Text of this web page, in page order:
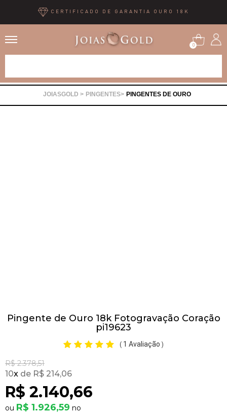
CERTIFICADO DE GARANTIA OURO 18K
0
PINGENTES PINGENTES DE OURO
Pingente de Ouro 18k Fotogravação Coração
pi19623
( 1 Avaliação )
R$ 2.378,51
R$ 2.140,66
10x R$ 214,06
R$ 1.926,59
Pedras Preciosas
OFERTAS